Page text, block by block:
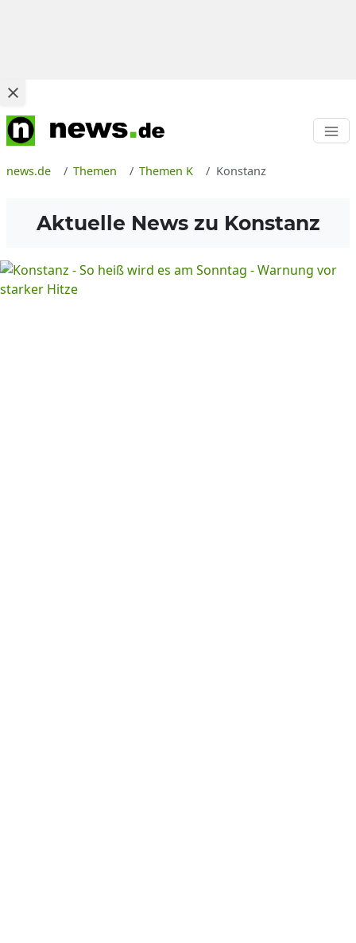
news.de Themen Themen K Konstanz
Aktuelle News zu Konstanz